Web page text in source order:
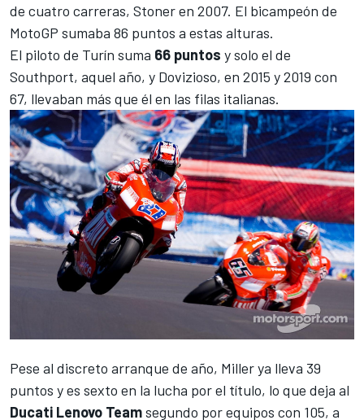
de cuatro carreras, Stoner en 2007. El bicampeón de
MotoGP sumaba 86 puntos a estas alturas.
El piloto de Turín suma 66 puntos y solo el de
Southport, aquel año, y Dovizioso, en 2015 y 2019 con
67, llevaban más que él en las filas italianas.
Pese al discreto arranque de año, Miller ya lleva 39
puntos y es sexto en la lucha por el título, lo que deja al
Ducati Lenovo Teamsegundo por equipos con 105, a